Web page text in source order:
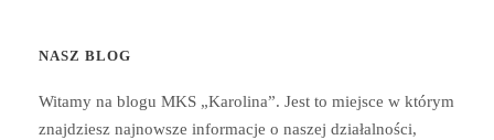
NASZ BLOG
Witamy na blogu MKS „Karolina”. Jest to miejsce w którym
znajdziesz najnowsze informacje o naszej działalności,